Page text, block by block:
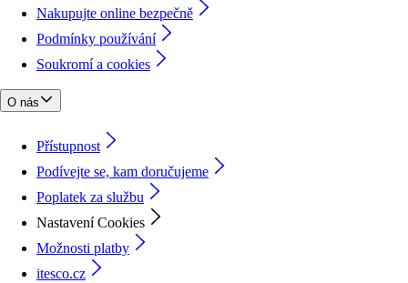
Nakupujte online bezpečně
Podmínky používání
Soukromí a cookies
O nás
Přístupnost
Podívejte se, kam doručujeme
Poplatek za službu
Nastavení Cookies
Možnosti platby
itesco.cz